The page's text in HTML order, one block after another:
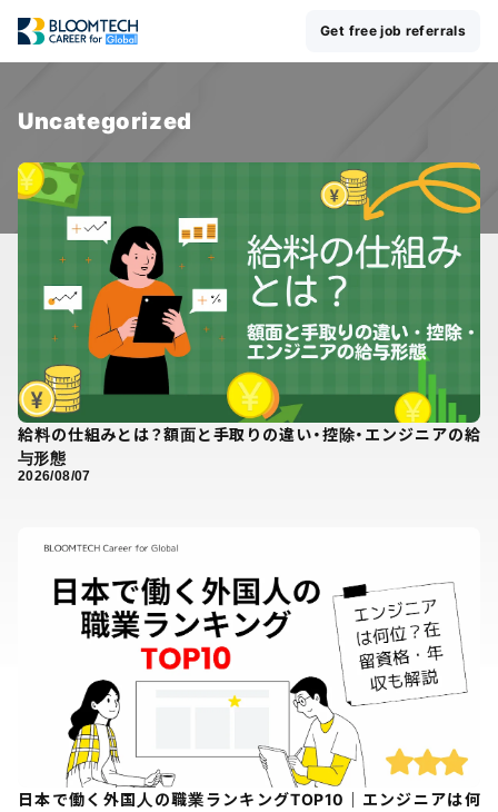
Get free job referrals
Uncategorized
給料の仕組みとは？額面と手取りの違い・控除・エンジニアの給
与形態
2026/08/07
日本で働く外国人の職業ランキングTOP10｜エンジニアは何